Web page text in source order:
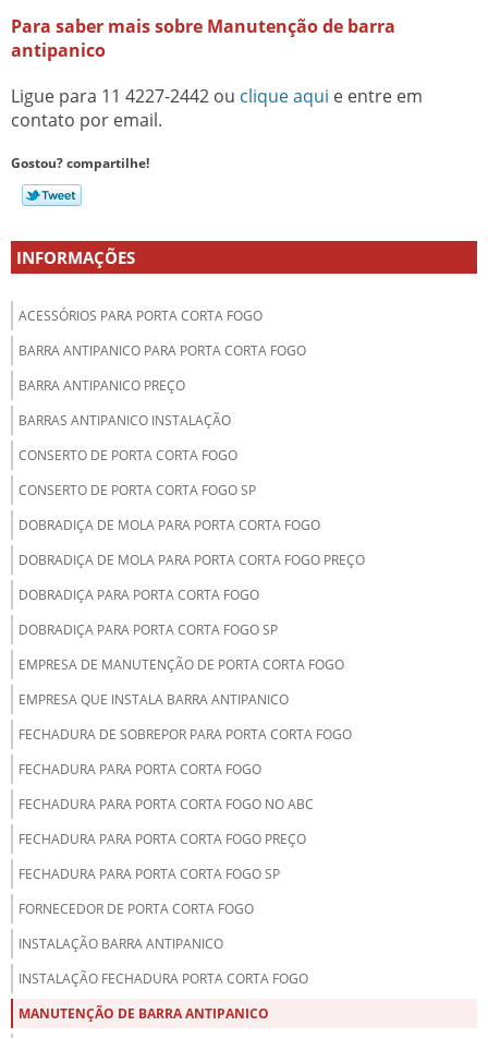
Para saber mais sobre Manutenção de barra
antipanico
Ligue para 11 4227-2442 ou clique aqui e entre em
contato por email.
Gostou? compartilhe!
INFORMAÇÕES
ACESSÓRIOS PARA PORTA CORTA FOGO
BARRA ANTIPANICO PARA PORTA CORTA FOGO
BARRA ANTIPANICO PREÇO
BARRAS ANTIPANICO INSTALAÇÃO
CONSERTO DE PORTA CORTA FOGO
CONSERTO DE PORTA CORTA FOGO SP
DOBRADIÇA DE MOLA PARA PORTA CORTA FOGO
DOBRADIÇA DE MOLA PARA PORTA CORTA FOGO PREÇO
DOBRADIÇA PARA PORTA CORTA FOGO
DOBRADIÇA PARA PORTA CORTA FOGO SP
EMPRESA DE MANUTENÇÃO DE PORTA CORTA FOGO
EMPRESA QUE INSTALA BARRA ANTIPANICO
FECHADURA DE SOBREPOR PARA PORTA CORTA FOGO
FECHADURA PARA PORTA CORTA FOGO
FECHADURA PARA PORTA CORTA FOGO NO ABC
FECHADURA PARA PORTA CORTA FOGO PREÇO
FECHADURA PARA PORTA CORTA FOGO SP
FORNECEDOR DE PORTA CORTA FOGO
INSTALAÇÃO BARRA ANTIPANICO
INSTALAÇÃO FECHADURA PORTA CORTA FOGO
MANUTENÇÃO DE BARRA ANTIPANICO